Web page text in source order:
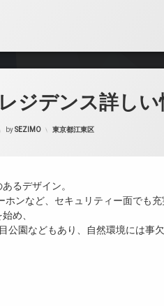
ジデンス詳しい
bySEZIMO カテゴリー:
東京都江東区
るデザイン。
ンなど、セキュリティー面でも充
め、
園などもあり、自然環境には事欠